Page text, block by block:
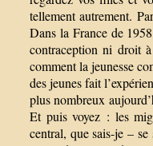
tellement autrement.
Dans la France de
contraception ni droit
comment la jeunesse
des jeunes fait
plus nombreux
Et puis voyez : les
central, que sais-je –